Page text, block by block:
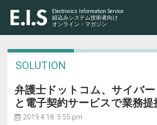
Electronics Information Service
組込みシステム技術者向け
オンライン・マガジン
SOLUTION
弁護士ドットコム、サイバー
と電子契約サービスで業務提
2019.4.18 5:55 pm